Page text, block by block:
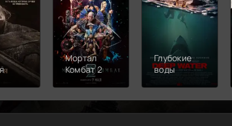
Мортал
Комбат 2
Глубокие
воды